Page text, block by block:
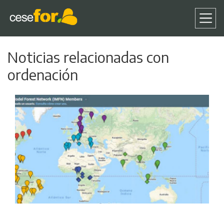
al
Noticias relacionadas con
ordenación